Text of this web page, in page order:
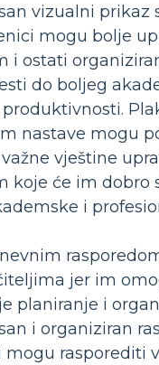
vizualni prikaz
mogu bolje
i ostati
do boljeg
nastave mogu
vještine
koje će im dobro
i
jer im
planiranje i
i organiziran
mogu rasporediti